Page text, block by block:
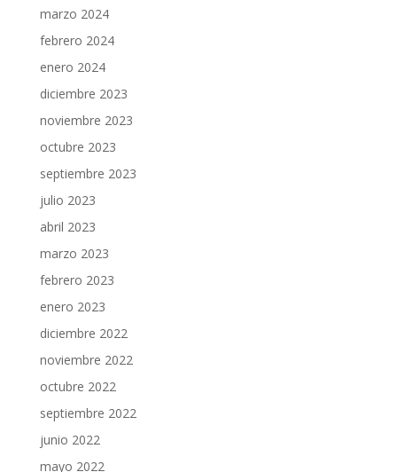
marzo 2024
febrero 2024
enero 2024
diciembre 2023
noviembre 2023
octubre 2023
septiembre 2023
julio 2023
abril 2023
marzo 2023
febrero 2023
enero 2023
diciembre 2022
noviembre 2022
octubre 2022
septiembre 2022
junio 2022
mayo 2022